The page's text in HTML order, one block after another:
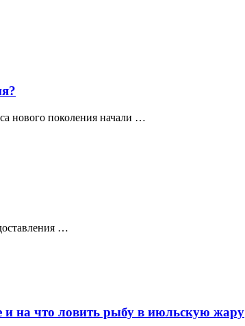
нового поколения начали …
…
и на что ловить рыбу в июльскую жару